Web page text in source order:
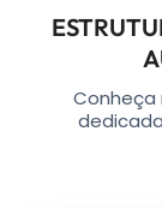
Conheça